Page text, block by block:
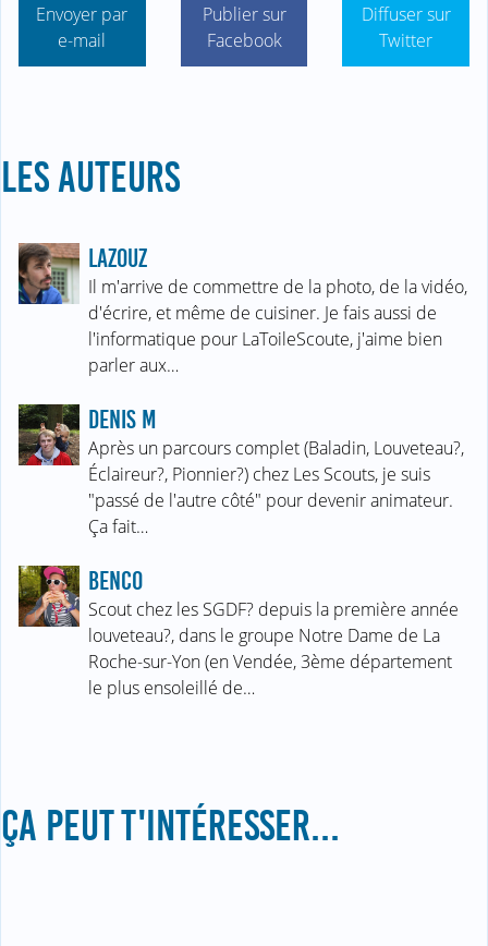
Envoyer par
e-mail
Publier sur
Facebook
Diffuser sur
Twitter
LES AUTEURS
LAZOUZ
Il m'arrive de commettre de la photo, de la vidéo,
d'écrire, et même de cuisiner. Je fais aussi de
l'informatique pour LaToileScoute, j'aime bien
parler aux…
DENIS M
Après un parcours complet (Baladin, Louveteau?,
Éclaireur?, Pionnier?) chez Les Scouts, je suis
"passé de l'autre côté" pour devenir animateur.
Ça fait…
BENCO
Scout chez les SGDF? depuis la première année
louveteau?, dans le groupe Notre Dame de La
Roche-sur-Yon (en Vendée, 3ème département
le plus ensoleillé de…
ÇA PEUT T'INTÉRESSER...